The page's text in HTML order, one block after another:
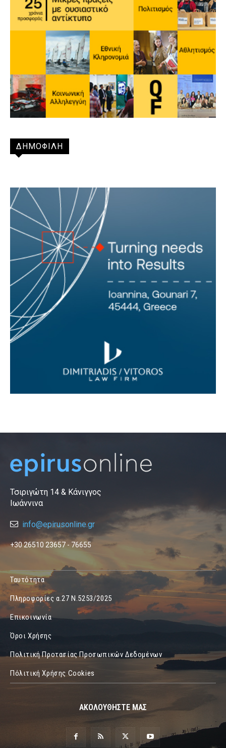
ΔΗΜΟΦΙΛΗ
Τσιριγώτη 14 & Κάνιγγος
Ιωάννινα
info@epirusonline.gr
+30 26510 23657 - 76655
Ταυτότητα
Πληροφορίες α.27 Ν.5253/2025
Επικοινωνία
Όροι Χρήσης
Πολιτική Προτασίας Προσωπικών Δεδομένων
Πόλιτική Χρήσης Cookies
ΑΚΟΛΟΥΘΗΣΤΕ ΜΑΣ